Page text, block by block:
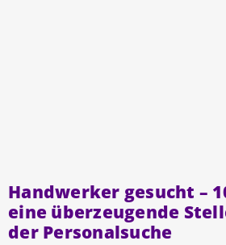
Handwerker gesucht –
eine überzeugende
der Personalsuche